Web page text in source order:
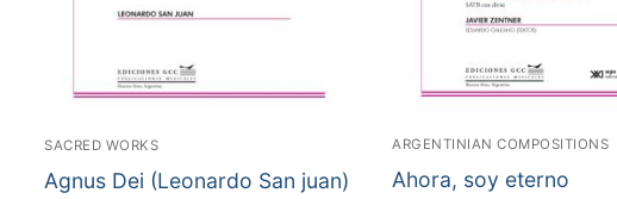
SACRED WORKS
Agnus Dei (Leonardo San juan)
ARGENTINIAN COMPOSITIONS
Ahora, soy eterno